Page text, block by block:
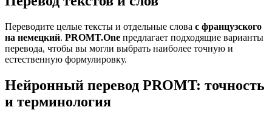
Переводите целые тексты и отдельные слова с французского
на немецкий. PROMT.One предлагает подходящие варианты
перевода, чтобы вы могли выбрать наиболее точную и
естественную формулировку.
Нейронный перевод PROMT: точность
и терминология